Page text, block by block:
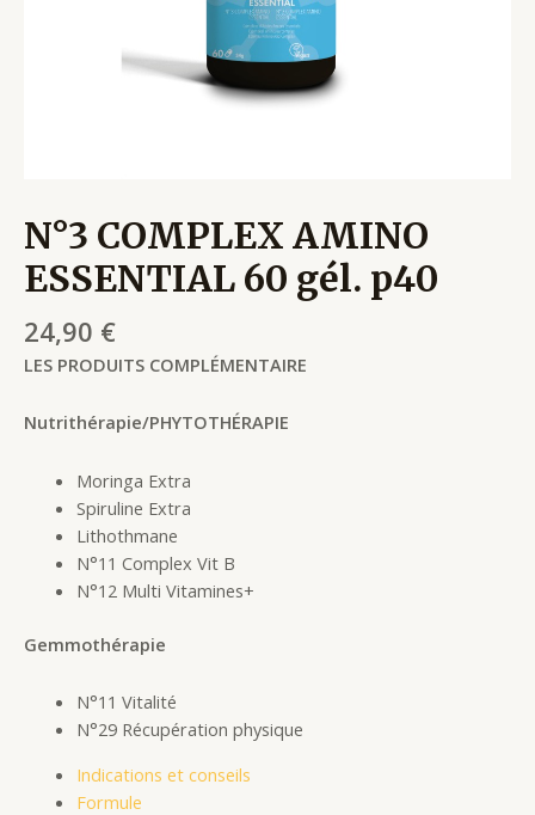
N°3 COMPLEX AMINO
ESSENTIAL 60 gél. p40
24,90 €
LES PRODUITS COMPLÉMENTAIRE
Nutrithérapie/PHYTOTHÉRAPIE
Moringa Extra
Spiruline Extra
Lithothmane
N°11 Complex Vit B
N°12 Multi Vitamines+
Gemmothérapie
N°11 Vitalité
N°29 Récupération physique
Indications et conseils
Formule